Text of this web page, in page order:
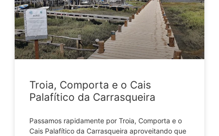
Troia, Comporta e o Cais
Palafítico da Carrasqueira
Passamos rapidamente por Troia, Comporta e o
Cais Palafítico da Carrasqueira aproveitando que